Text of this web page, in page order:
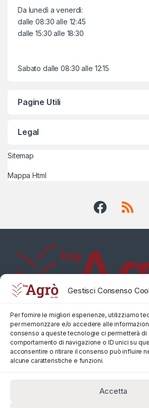
Gestisci Consenso
Per fornire le migliori esperienze, utilizziamo
per memorizzare e/o accedere alle
consenso a queste tecnologie ci permetterà di
comportamento di navigazione o ID unici su
acconsentire o ritirare il consenso può influire
alcune caratteristiche e funzioni.
Accetta
Da lunedì a venerdì:
dalle 08:30 alle 12:45
dalle 15:30 alle 18:30
Sabato dalle 08:30 alle 12:15
Pagine Utili
Legal
Sitemap
Mappa Html